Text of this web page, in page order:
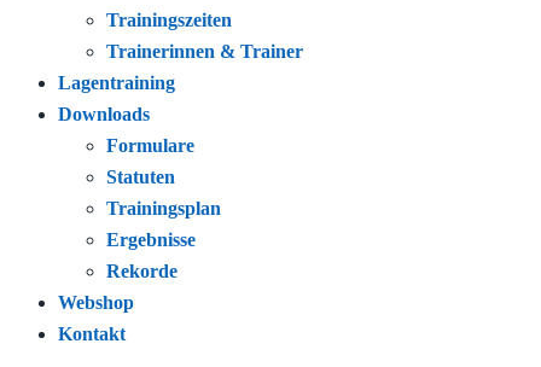
Trainingszeiten
Trainerinnen & Trainer
Lagentraining
Downloads
Formulare
Statuten
Trainingsplan
Ergebnisse
Rekorde
Webshop
Kontakt